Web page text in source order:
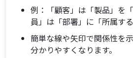
例：「顧客」は「製品」を
員」は「部署」に「所属する
簡単な線や矢印で関係性を
分かりやすくなります。